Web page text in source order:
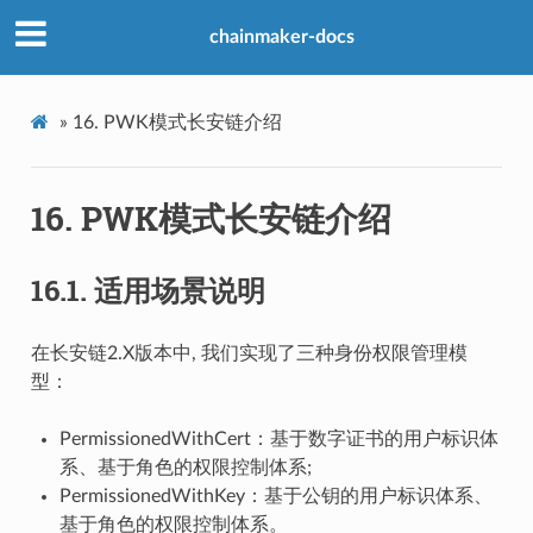
chainmaker-docs
» 16. PWK模式长安链介绍
16. PWK模式长安链介绍
16.1. 适用场景说明
在长安链2.X版本中, 我们实现了三种身份权限管理模
型：
PermissionedWithCert：基于数字证书的用户标识体
系、基于角色的权限控制体系;
PermissionedWithKey：基于公钥的用户标识体系、
基于角色的权限控制体系。